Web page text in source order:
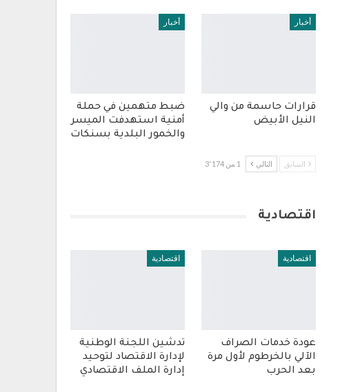
أخبار
قرارات حاسمة من والي
النيل الأبيض
أخبار
ضبط متهمين في حملة
أمنية استهدفت الميسر
والخمور البلدية بسنكات
السابق التالي 1 من 3٬174
اقتصادية
اقتصادية
عودة خدمات الصراف
الآلي بالخرطوم لأول مرة
بعد الحرب
اقتصادية
تدشين اللجنة الوطنية
لإدارة الاقتصاد لتوحيد
إدارة الملف الاقتصادي